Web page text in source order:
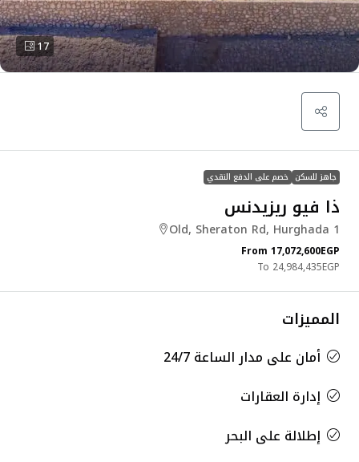
17
جاهز للسكن خصم على الدفع النقدي
ذا فيو ريزيدنس
Old, Sheraton Rd, Hurghada 1
From17,072,600EGP
24,984,435EGP
المميزات
أمان على مدار الساعة 24/7
إدارة العقارات
إطلالة على البحر